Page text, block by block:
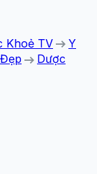
Khoẻ TV arrow_right_alt Y
arrow_right_alt Dược